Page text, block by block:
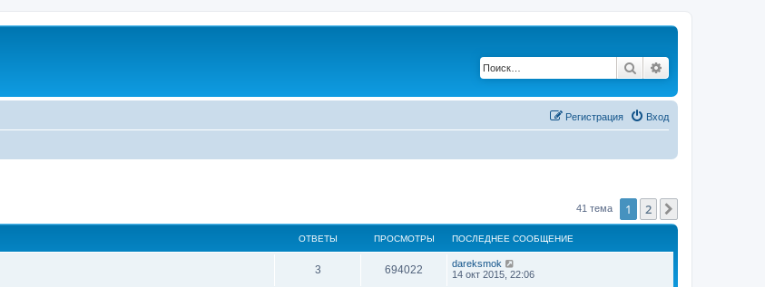
Поиск
Вход
Регистрация
41 тема 1 2
ОТВЕТЫ ПРОСМОТРЫ ПОСЛЕДНЕЕ СООБЩЕНИЕ
3 694022
dareksmok
14 окт 2015, 22:06